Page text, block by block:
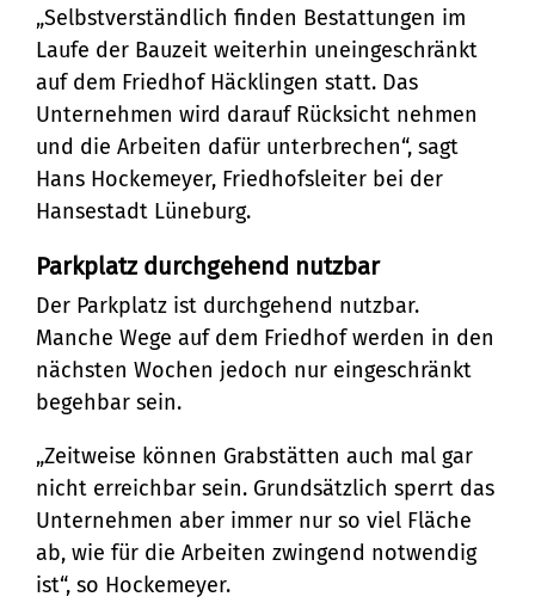
„Selbstverständlich finden Bestattungen im
Laufe der Bauzeit weiterhin uneingeschränkt
auf dem Friedhof Häcklingen statt. Das
Unternehmen wird darauf Rücksicht nehmen
und die Arbeiten dafür unterbrechen“, sagt
Hans Hockemeyer, Friedhofsleiter bei der
Hansestadt Lüneburg.
Parkplatz durchgehend nutzbar
Der Parkplatz ist durchgehend nutzbar.
Manche Wege auf dem Friedhof werden in den
nächsten Wochen jedoch nur eingeschränkt
begehbar sein.
„Zeitweise können Grabstätten auch mal gar
nicht erreichbar sein. Grundsätzlich sperrt das
Unternehmen aber immer nur so viel Fläche
ab, wie für die Arbeiten zwingend notwendig
ist“, so Hockemeyer.